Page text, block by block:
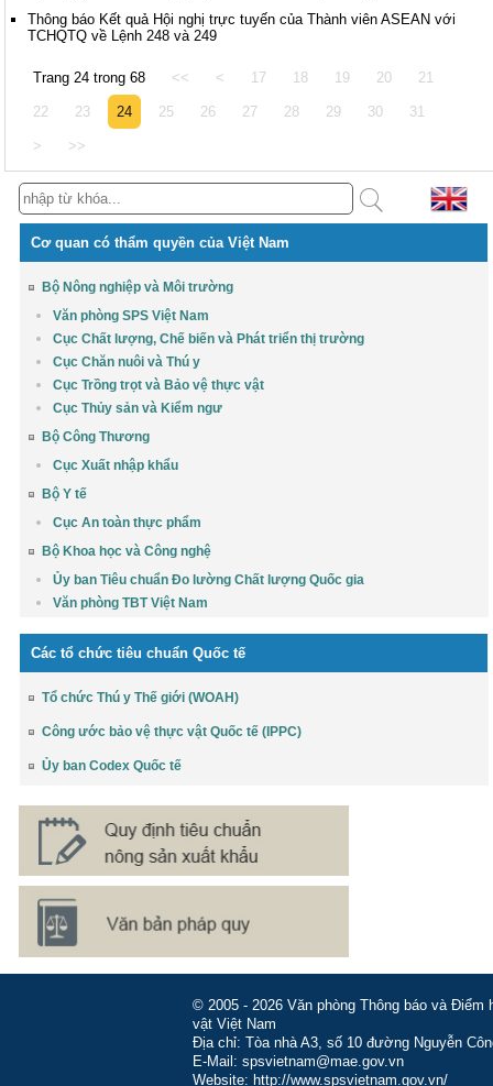
Thông báo Kết quả Hội nghị trực tuyến của Thành viên ASEAN với
TCHQTQ về Lệnh 248 và 249
Trang 24 trong 68 << < 17 18 19 20 21
22 23 24 25 26 27 28 29 30 31
> >>
Cơ quan có thẩm quyền của Việt Nam
Bộ Nông nghiệp và Môi trường
Văn phòng SPS Việt Nam
Cục Chất lượng, Chế biến và Phát triển thị trường
Cục Chăn nuôi và Thú y
Cục Trồng trọt và Bảo vệ thực vật
Cục Thủy sản và Kiểm ngư
Bộ Công Thương
Cục Xuất nhập khẩu
Bộ Y tế
Cục An toàn thực phẩm
Bộ Khoa học và Công nghệ
Ủy ban Tiêu chuẩn Đo lường Chất lượng Quốc gia
Văn phòng TBT Việt Nam
Các tổ chức tiêu chuẩn Quốc tế
Tổ chức Thú y Thế giới (WOAH)
Công ước bảo vệ thực vật Quốc tế (IPPC)
Ủy ban Codex Quốc tế
© 2005 - 2026 Văn phòng Thông báo và
vật Việt Nam
Địa chỉ: Tòa nhà A3, số 10 đường Nguyễn
E-Mail: spsvietnam@mae.gov.vn
Website: http://www.spsvietnam.gov.vn/